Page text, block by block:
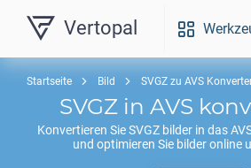
Vertopal
Startseite Bild SVGZ zu AVS
SVGZin AVS
Konvertieren SieSVGZ bilder in das
und optimieren Sie bilder online